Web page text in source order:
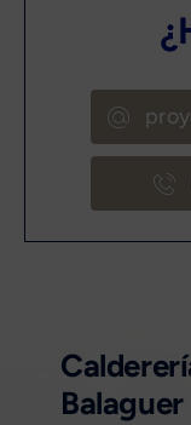
Balaguer